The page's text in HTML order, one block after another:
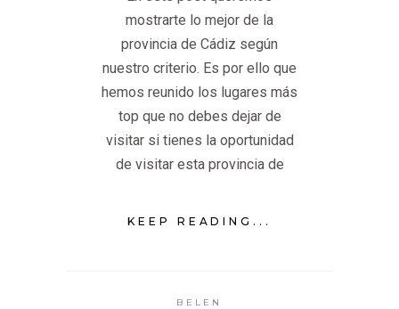
mostrarte lo mejor de la
provincia de Cádiz según
nuestro criterio. Es por ello que
hemos reunido los lugares más
top que no debes dejar de
visitar si tienes la oportunidad
de visitar esta provincia de
KEEP READING...
BELEN